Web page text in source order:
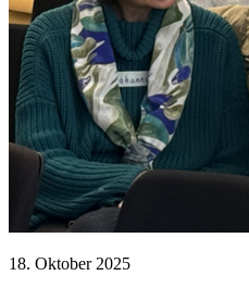
18. Oktober 2025